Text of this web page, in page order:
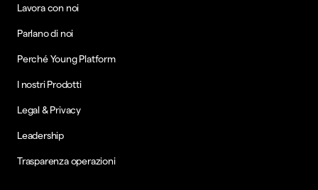
Lavora con noi
Parlano di noi
Perché Young Platform
I nostri Prodotti
Legal & Privacy
Leadership
Trasparenza operazioni